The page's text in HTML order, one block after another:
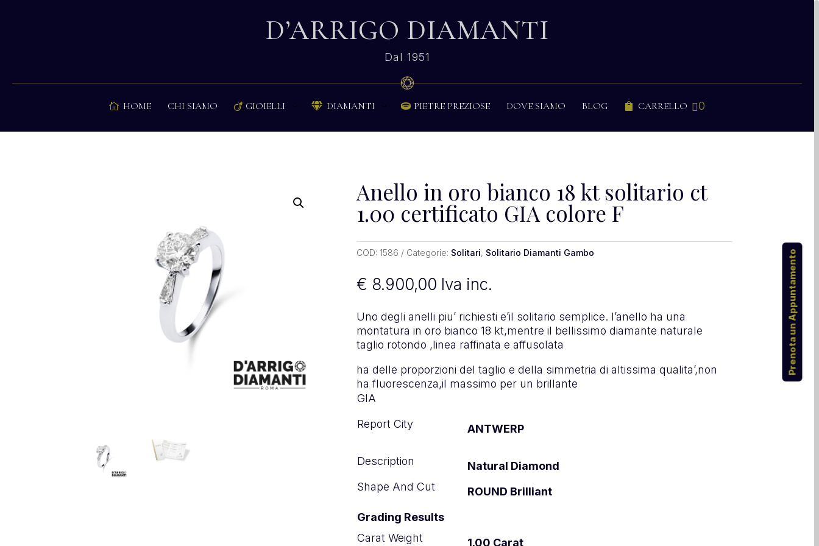
D’ARRIGO DIAMANTI
Dal 1951
 HOME CHI SIAMO  GIOIELLI  DIAMANTI  PIETRE PREZIOSE DOVE SIAMO BLOG  CARRELLO 0
Anello in oro bianco 18 kt solitario ct
1.00 certificato GIA colore F
COD: 1586 Categorie: Solitari, Solitario Diamanti Gambo
€ 8.900,00 Iva inc.
Uno degli anelli piu’ richiesti e’il solitario semplice. l’anello ha una
montatura in oro bianco 18 kt,mentre il bellissimo diamante naturale
taglio rotondo ,linea raffinata e affusolata
ha delle proporzioni del taglio e della simmetria di altissima qualita’,non
ha fluorescenza,il massimo per un brillante
GIA
Report City
ANTWERP
Description
Natural Diamond
Shape And Cut
ROUND Brilliant
Grading Results
Carat Weight
1.00 Carat
Prenota un Appuntamento